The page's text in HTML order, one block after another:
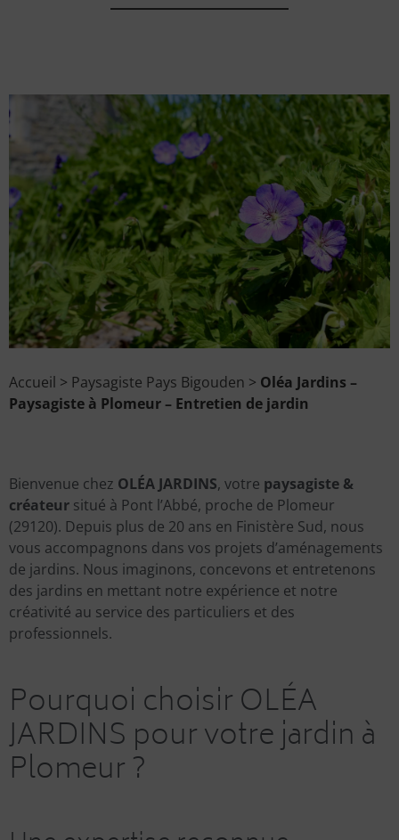
Accueil > Paysagiste Pays Bigouden > Oléa Jardins –
Paysagiste à Plomeur – Entretien de jardin
Bienvenue chez OLÉA JARDINS, votre paysagiste &
créateur situé à Pont l’Abbé, proche de Plomeur
(29120). Depuis plus de 20 ans en Finistère Sud, nous
vous accompagnons dans vos projets d’aménagements
de jardins. Nous imaginons, concevons et entretenons
des jardins en mettant notre expérience et notre
créativité au service des particuliers et des
professionnels.
Pourquoi choisir OLÉA
JARDINS pour votre jardin à
Plomeur ?